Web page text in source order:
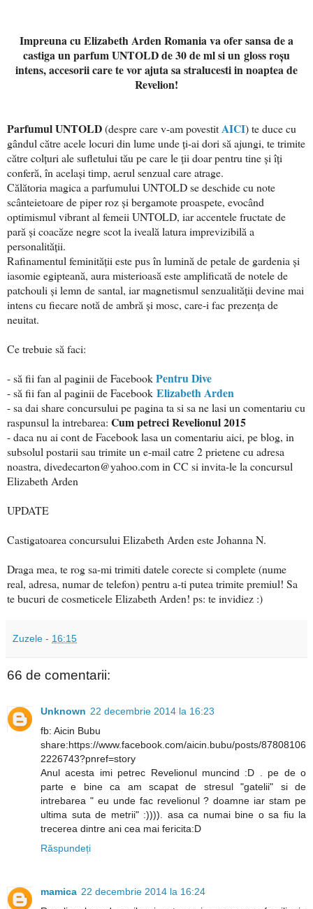
Impreuna cu Elizabeth Arden Romania va ofer sansa de a
castiga un parfum UNTOLD de 30 de ml si un gloss roșu
intens, accesorii care te vor ajuta sa stralucesti in noaptea de
Revelion!
Parfumul UNTOLD(despre care v-am povestitAICI) te duce cu
gândul către acele locuri din lume unde ți-ai dori să ajungi, te trimite
către colțuri ale sufletului tău pe care le ții doar pentru tine și îți
conferă, în același timp, aerul senzual care atrage.
Călătoria magica a parfumului UNTOLD se deschide cu note
scânteietoare de piper roz și bergamote proaspete, evocând
optimismul vibrant al femeii UNTOLD, iar accentele fructate de
pară și coacăze negre scot la iveală latura imprevizibilă a
personalității.
Rafinamentul feminității este pus în lumină de petale de gardenia și
iasomie egipteană, aura misterioasă este amplificată de notele de
patchouli și lemn de santal, iar magnetismul senzualității devine mai
intens cu fiecare notă de ambră și mosc, care-i fac prezența de
neuitat.
Ce trebuie să faci:
- să fii fan al paginii de FacebookPentru Dive
- să fii fan al paginii de Facebook Elizabeth Arden
- sa dai share concursului pe pagina ta si sa ne lasi un comentariu cu
raspunsul la intrebarea: Cum petreci Revelionul 2015
- daca nu ai cont de Facebook lasa un comentariu aici, pe blog, in
subsolul postarii sau trimite un e-mail catre 2 prietene cu adresa
noastra, divedecarton@yahoo.com in CC si invita-le la concursul
Elizabeth Arden
UPDATE
Castigatoarea concursului Elizabeth Arden este Johanna N.
Draga mea, te rog sa-mi trimiti datele corecte si complete (nume
real, adresa, numar de telefon) pentru a-ti putea trimite premiul! Sa
te bucuri de cosmeticele Elizabeth Arden! ps: te invidiez :)
Zuzele - 16:15
66 de comentarii:
Unknown 22 decembrie 2014 la 16:23
fb: Aicin Bubu
share:https://www.facebook.com/aicin.bubu/posts/87808106
2226743?pnref=story
Anul acesta imi petrec Revelionul muncind :D . pe de o
parte e bine ca am scapat de stresul "gatelii" si de
intrebarea " eu unde fac revelionul ? doamne iar stam pe
ultima suta de metrii" :)))). asa ca numai bine o sa fiu la
trecerea dintre ani cea mai fericita:D
Răspundeți
mamica 22 decembrie 2014 la 16:24